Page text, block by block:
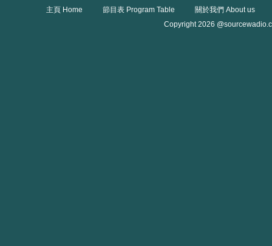
主頁 Home 節目表 Program Table
關於我們 About us
Copyright 2026